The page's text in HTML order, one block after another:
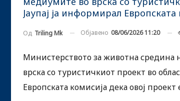
Јаупај ја информирал
Од Triling Mk Објавено 08/06/2026 11:20
Министерството за животна средина
врска со туристичкиот проект во
Европската комисија дека овој проект